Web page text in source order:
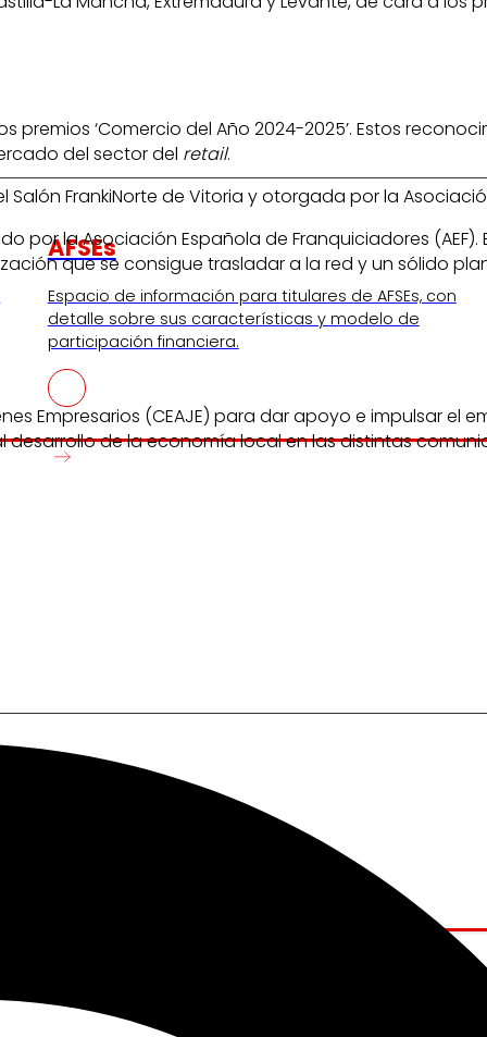
AFSEs
Espacio de información para titulares de AFSEs, con
detalle sobre sus características y modelo de
participación financiera.
premios ‘Comercio del Año 2024-2025’. Estos
del sector del retail.
FrankiNorte de Vitoria y otorgada por la
por la Asociación Española de Franquiciadores
que se consigue trasladar a la red y un sólido
Empresarios (CEAJE) para dar apoyo e impulsar el
desarrollo de la economía local en las distintas